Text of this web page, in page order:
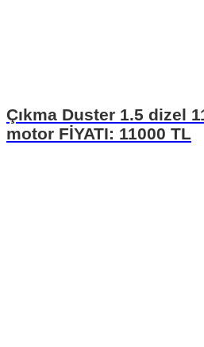
Çıkma Duster 1.5 dizel
motor FİYATI: 11000 TL